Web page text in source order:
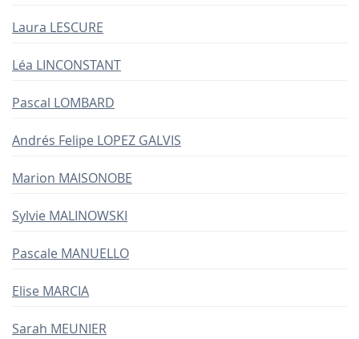
Laura LESCURE
Léa LINCONSTANT
Pascal LOMBARD
Andrés Felipe LOPEZ GALVIS
Marion MAISONOBE
Sylvie MALINOWSKI
Pascale MANUELLO
Elise MARCIA
Sarah MEUNIER